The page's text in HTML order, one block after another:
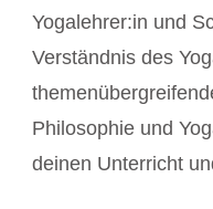
Yogalehrer:in und
Verständnis des
Philosophie und
deinen Unterricht